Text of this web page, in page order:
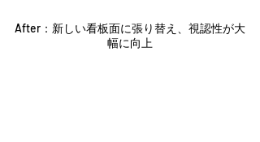
After：新しい看板面に張り替え、視認性が大
幅に向上